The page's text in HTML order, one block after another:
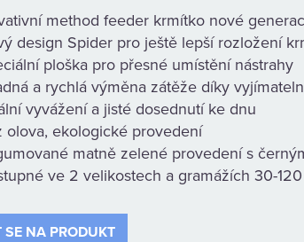
method feeder krmítko nové
design Spider pro ještě lepší rozložení
ploška pro přesné umístění nástrahy
a rychlá výměna zátěže díky
vyvážení a jisté dosednutí ke dnu
olova, ekologické provedení
matně zelené provedení s
ve 2 velikostech a gramážích 30-
SE NA PRODUKT